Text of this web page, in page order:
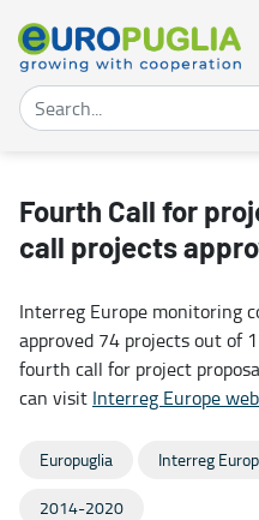
Fourth Call for
call projects
Interreg Europe monitoring
approved 74 projects out of
fourth call for project
can visit Interreg Europe
Europuglia Interreg
2014-2020